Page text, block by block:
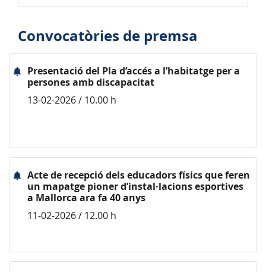
Convocatòries de premsa
Presentació del Pla d’accés a l’habitatge per a
persones amb discapacitat
13-02-2026 / 10.00 h
Acte de recepció dels educadors físics que feren
un mapatge pioner d’instal·lacions esportives
a Mallorca ara fa 40 anys
11-02-2026 / 12.00 h